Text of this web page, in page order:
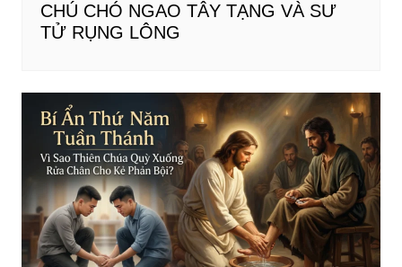
CHÚ CHÓ NGAO TÂY TẠNG VÀ SƯ
TỬ RỤNG LÔNG